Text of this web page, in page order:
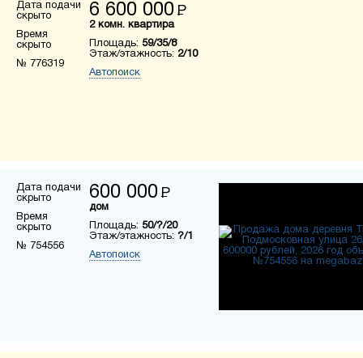
Дата подачи
скрыто
Время
скрыто
№ 776319
6 600 000 Р
2 комн. квартира
Площадь: 59/35/8
Этаж/этажность: 2/10
Автопоиск
Дата подачи
скрыто
Время
скрыто
№ 754556
600 000 Р
дом
Площадь: 50/?/20
Этаж/этажность: ?/1
Автопоиск